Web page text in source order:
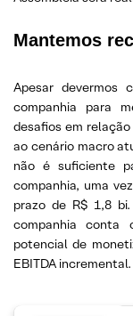
Mantemos
Apesar devermos
companhia para
desafios em
ao cenário macro
não é suficiente
companhia, uma
prazo de R$ 1,8
companhia conta
potencial de
EBITDA incremental.